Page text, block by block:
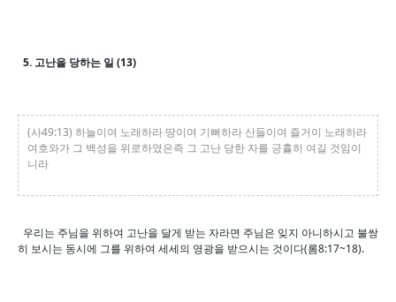
5. 고난을 당하는 일 (13)
(사49:13) 하늘이여 노래하라 땅이여 기뻐하라 산들이여 즐거이 노래하라
여호와가 그 백성을 위로하였은즉 그 고난 당한 자를 긍휼히 여길 것임이
니라
우리는 주님을 위하여 고난을 달게 받는 자라면 주님은 잊지 아니하시고 불쌍
히 보시는 동시에 그를 위하여 세세의 영광을 받으시는 것이다(롬8:17~18).